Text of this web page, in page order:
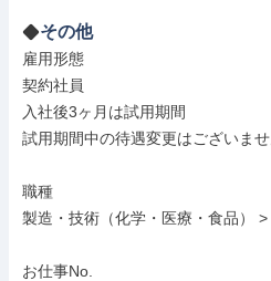
その他
雇用形態
契約社員
入社後3ヶ月は試用期間
試用期間中の待遇変更はございませ
職種
製造・技術（化学・医療・食品）
お仕事No.